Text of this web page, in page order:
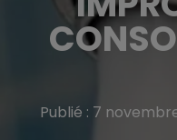
Publié : 7